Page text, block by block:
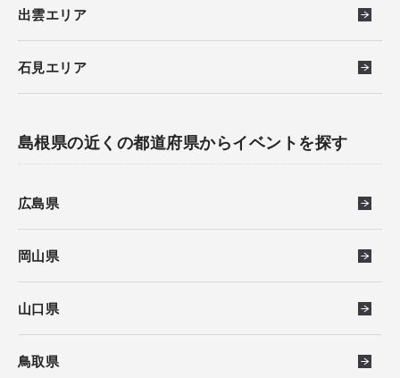
出雲エリア
石見エリア
島根県の近くの都道府県からイベントを探す
広島県
岡山県
山口県
鳥取県